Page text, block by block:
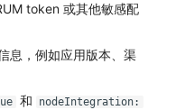
token 或其他敏感配
息，例如应用版本、渠
和
nodeIntegration: